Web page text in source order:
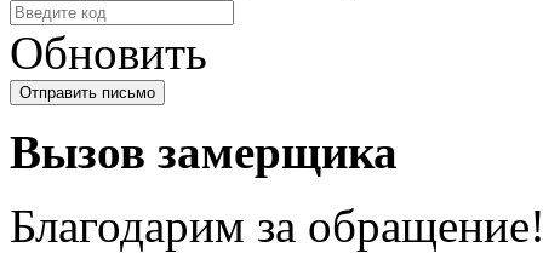
Обновить
Вызов замерщика
Благодарим за